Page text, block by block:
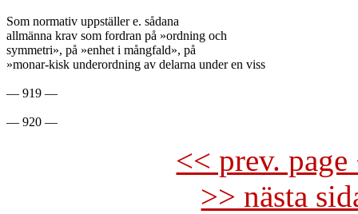
Som normativ uppställer e. sådana
allmänna krav som fordran på »ordning och
symmetri», på »enhet i mångfald», på
»monar-kisk underordning av delarna under en viss
— 919 —
<< prev.
>> nästa